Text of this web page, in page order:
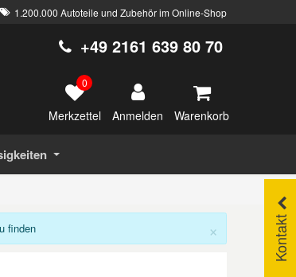
1.200.000 Autoteile und Zubehör im Online-Shop
+49 2161 639 80 70
0
Merkzettel Anmelden Warenkorb
Kontakt
×
finden